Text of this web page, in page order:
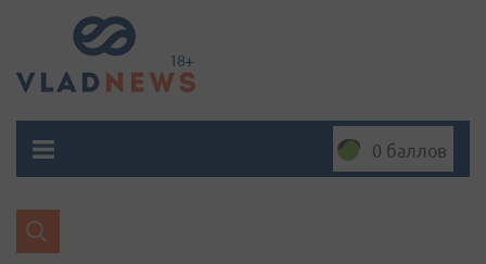
0 баллов